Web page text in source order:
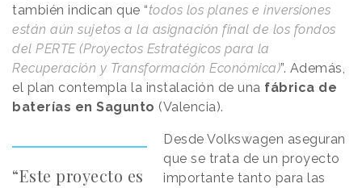
también indican que “todos los planes e inversiones
están aún sujetos a la asignación final de los fondos
del PERTE (Proyectos Estratégicos para la
Recuperación y Transformación Económica)”. Además,
el plan contempla la instalación de una fábrica de
baterías en Sagunto (Valencia).
“Este proyecto es
Desde Volkswagen aseguran
que se trata de un proyecto
importante tanto para las